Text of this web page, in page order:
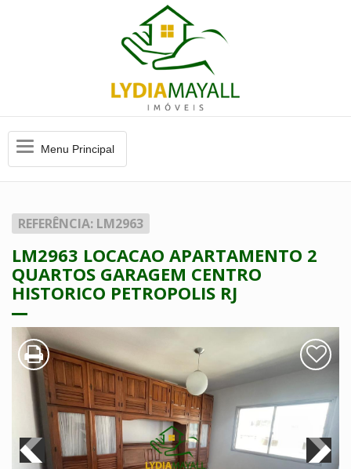
MenuMenu Principal
REFERÊNCIA: LM2963
LM2963 LOCACAO APARTAMENTO 2
QUARTOS GARAGEM CENTRO
HISTORICO PETROPOLIS RJ